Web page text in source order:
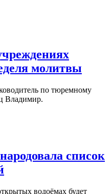
молитвы
по тюремному
Владимир.
список
водоёмах будет